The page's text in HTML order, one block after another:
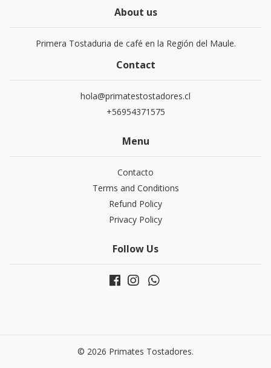
About us
Primera Tostaduria de café en la Región del Maule.
Contact
hola@primatestostadores.cl
+56954371575
Menu
Contacto
Terms and Conditions
Refund Policy
Privacy Policy
Follow Us
© 2026 Primates Tostadores.